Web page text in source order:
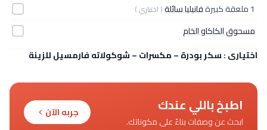
1 ملعقة كبيرة فانيليا سائلة( اختياري )
مسحوق الكاكاو الخام
اختيارى : سكر بودرة – مكسرات – شوكولاته فارمسيل للزينة
اطبخ باللي عندك
ابحث عن وصفات بناءً على مكوناتك.
جربه الآن